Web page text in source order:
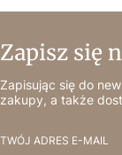
Zapisz się
Zapisując się do
zakupy, a także
TWÓJ ADRES E-MAIL